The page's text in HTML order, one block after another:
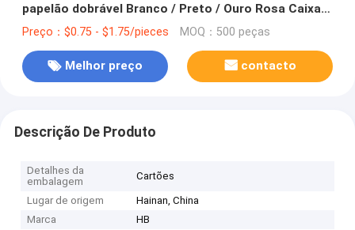
papelão dobrável Branco / Preto / Ouro Rosa Caixa
de presente magnética de luxo com fecho de fita
Preço：$0.75 - $1.75/pieces MOQ：500 peças
Melhor preço contacto
Descrição De Produto
Detalhes da
embalagem
Cartões
Lugar de origem
Hainan, China
Marca
HB